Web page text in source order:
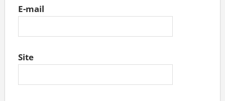
E-mail
Site